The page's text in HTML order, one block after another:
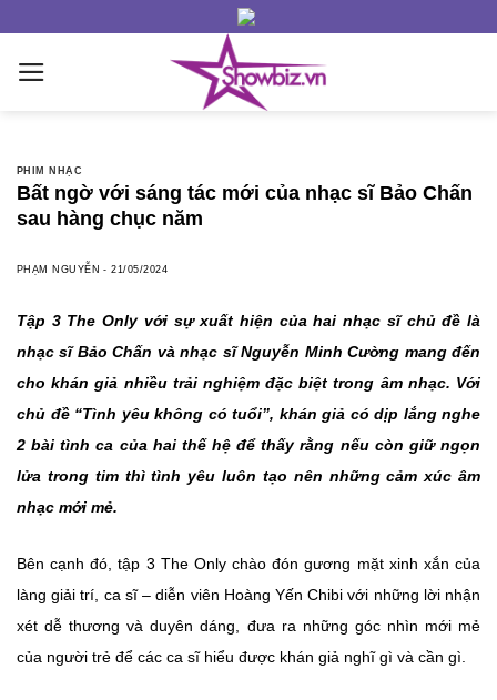
content
PHIM NHẠC
Bất ngờ với sáng tác mới của nhạc sĩ Bảo Chấn
sau hàng chục năm
PHẠM NGUYỄN -21/05/2024
Tập 3 The Only với sự xuất hiện của hai nhạc sĩ chủ đề là
nhạc sĩ Bảo Chấn và nhạc sĩ Nguyễn Minh Cường mang đến
cho khán giả nhiều trải nghiệm đặc biệt trong âm nhạc. Với
chủ đề “Tình yêu không có tuổi”, khán giả có dịp lắng nghe
2 bài tình ca của hai thế hệ để thấy rằng nếu còn giữ ngọn
lửa trong tim thì tình yêu luôn tạo nên những cảm xúc âm
nhạc mới mẻ.
Bên cạnh đó, tập 3 The Only chào đón gương mặt xinh xắn của
làng giải trí, ca sĩ – diễn viên Hoàng Yến Chibi với những lời nhận
xét dễ thương và duyên dáng, đưa ra những góc nhìn mới mẻ
của người trẻ để các ca sĩ hiểu được khán giả nghĩ gì và cần gì.